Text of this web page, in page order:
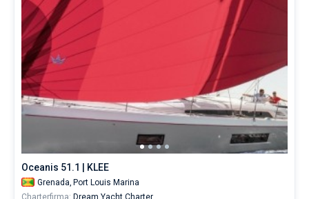
Oceanis 51.1 | KLEE
Grenada, Port Louis Marina
Charterfirma: Dream Yacht Charter